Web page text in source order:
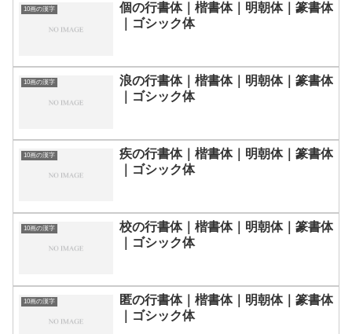
10画の漢字
個の行書体｜楷書体｜明朝体｜篆書体
｜ゴシック体
10画の漢字
浪の行書体｜楷書体｜明朝体｜篆書体
｜ゴシック体
10画の漢字
疾の行書体｜楷書体｜明朝体｜篆書体
｜ゴシック体
10画の漢字
校の行書体｜楷書体｜明朝体｜篆書体
｜ゴシック体
10画の漢字
匿の行書体｜楷書体｜明朝体｜篆書体
｜ゴシック体